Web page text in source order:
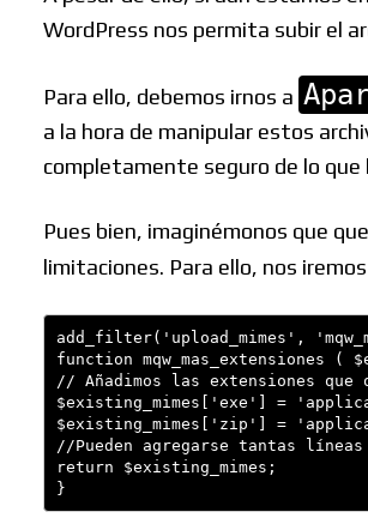
WordPress nos permita subir el
Para ello, debemos irnos a
a la hora de manipular estos
completamente seguro de lo que
Pues bien, imaginémonos que
limitaciones. Para ello, nos
add_filter('upload_mimes',
function mqw_mas_extensiones (
// Añadimos las extensiones que
$existing_mimes['exe'] =
$existing_mimes['zip'] =
//Pueden agregarse tantas líneas
return $existing_mimes;
}